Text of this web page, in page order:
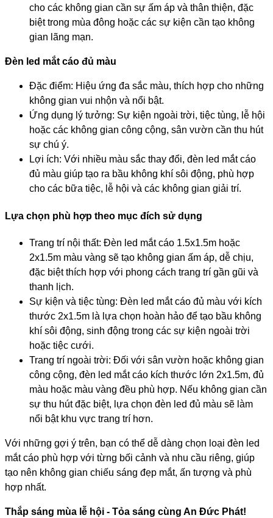
cho các không gian cần sự ấm áp và thân thiện, đặc
biệt trong mùa đông hoặc các sự kiện cần tạo không
gian lãng mạn.
Đèn led mắt cáo đủ màu
Đặc điểm: Hiệu ứng đa sắc màu, thích hợp cho những
không gian vui nhộn và nổi bật.
Ứng dụng lý tưởng: Sự kiện ngoài trời, tiệc tùng, lễ hội
hoặc các không gian công cộng, sân vườn cần thu hút
sự chú ý.
Lợi ích: Với nhiều màu sắc thay đổi, đèn led mắt cáo
đủ màu giúp tạo ra bầu không khí sôi động, phù hợp
cho các bữa tiệc, lễ hội và các không gian giải trí.
Lựa chọn phù hợp theo mục đích sử dụng
Trang trí nội thất: Đèn led mắt cáo 1.5x1.5m hoặc
2x1.5m màu vàng sẽ tạo không gian ấm áp, dễ chịu,
đặc biệt thích hợp với phong cách trang trí gần gũi và
thanh lịch.
Sự kiện và tiệc tùng: Đèn led mắt cáo đủ màu với kích
thước 2x1.5m là lựa chọn hoàn hảo để tạo bầu không
khí sôi động, sinh động trong các sự kiện ngoài trời
hoặc tiệc cưới.
Trang trí ngoài trời: Đối với sân vườn hoặc không gian
công cộng, đèn led mắt cáo kích thước lớn 2x1.5m, đủ
màu hoặc màu vàng đều phù hợp. Nếu không gian cần
sự thu hút đặc biệt, lựa chọn đèn led đủ màu sẽ làm
nổi bật khu vực trang trí hơn.
Với những gợi ý trên, bạn có thể dễ dàng chọn loại đèn led
mắt cáo phù hợp với từng bối cảnh và nhu cầu riêng, giúp
tạo nên không gian chiếu sáng đẹp mắt, ấn tượng và phù
hợp nhất.
Thắp sáng mùa lễ hội - Tỏa sáng cùng An Đức Phát!